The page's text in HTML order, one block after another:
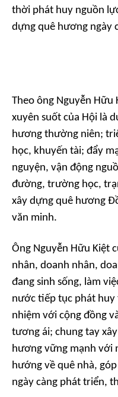
thời phát huy nguồn
dựng quê hương ngày
Theo ông Nguyễn
xuyên suốt của Hội là
hương thường niên;
học, khuyến tài; đẩy
nguyện, vận động
đường, trường học,
xây dựng quê hương
văn minh.
Ông Nguyễn Hữu Kiệt
nhân, doanh nhân,
đang sinh sống, làm
nước tiếp tục phát
nhiệm với cộng đồng
tương ái; chung tay
hương vững mạnh với
hướng về quê nhà,
ngày càng phát triển,